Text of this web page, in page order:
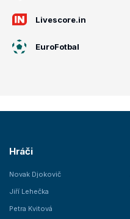
Livescore.in
EuroFotbal
Hráči
Novak Djokovič
Jiří Lehečka
Petra Kvitová